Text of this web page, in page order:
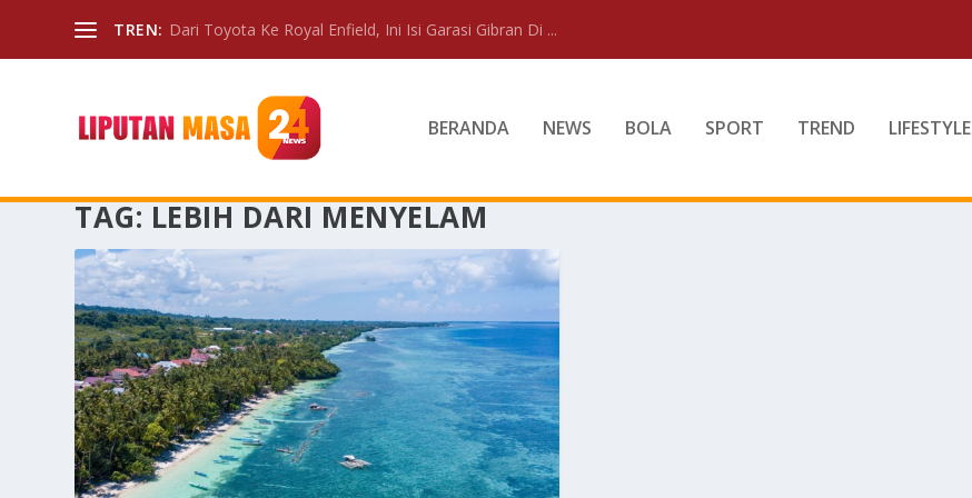
TREN: Dari Toyota Ke Royal Enfield, Ini Isi Garasi Gibran Di ...
BERANDA NEWS BOLA SPORT TREND LIFESTYLE
TAG: LEBIH DARI MENYELAM